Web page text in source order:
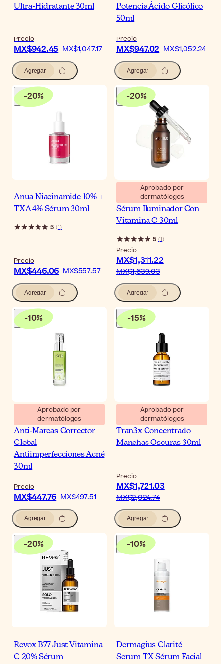
Ultra-Hidratante 30ml
Precio
MX$942.45 MX$1,047.17
Agregar
Potencia Ácido Glicólico
50ml
Precio
MX$947.02 MX$1,052.24
Agregar
-20%
Anua Niacinamide 10% +
TXA 4% Sérum 30ml
5 (1)
Precio
MX$446.06 MX$557.57
Agregar
-20%
Aprobado por
dermatólogos
Medik8 Super C Ferulic
Sérum Iluminador Con
Vitamina C 30ml
5 (1)
Precio
MX$1,311.22
MX$1,639.03
Agregar
-10%
Aprobado por
dermatólogos
SVR Sebiaclear Sérum
Anti-Marcas Corrector
Global
Antiimperfecciones Acné
30ml
Precio
MX$447.76 MX$497.51
Agregar
-15%
Aprobado por
dermatólogos
Mesoestetic Melan
Tran3x Concentrado
Manchas Oscuras 30ml
Precio
MX$1,721.03
MX$2,024.74
Agregar
-20%
Revox B77 Just Vitamina
C 20% Sérum
-10%
Dermagius Clarité
Serum TX Sérum Facial